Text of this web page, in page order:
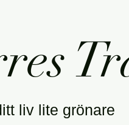
liv lite grönare